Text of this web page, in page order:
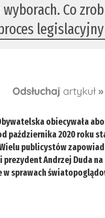
Co
legislacyjny
obiecywała
października 2020 roku
publicystów
Andrzej Duda
sprawach